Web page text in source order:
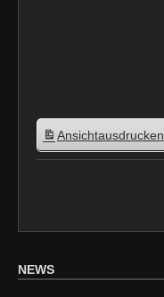
Ansichtausdrucken
NEWS